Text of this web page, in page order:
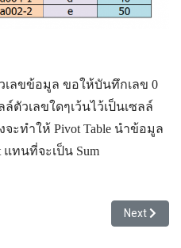
เลขข้อมูล ขอให้บันทึกเลข 0
ตัวเลขใดๆเว้นไว้เป็นเซลล์
จะทำให้ Pivot Table นำข้อมูล
แทนที่จะเป็น Sum
ะเภทข้อมูล Next
Next